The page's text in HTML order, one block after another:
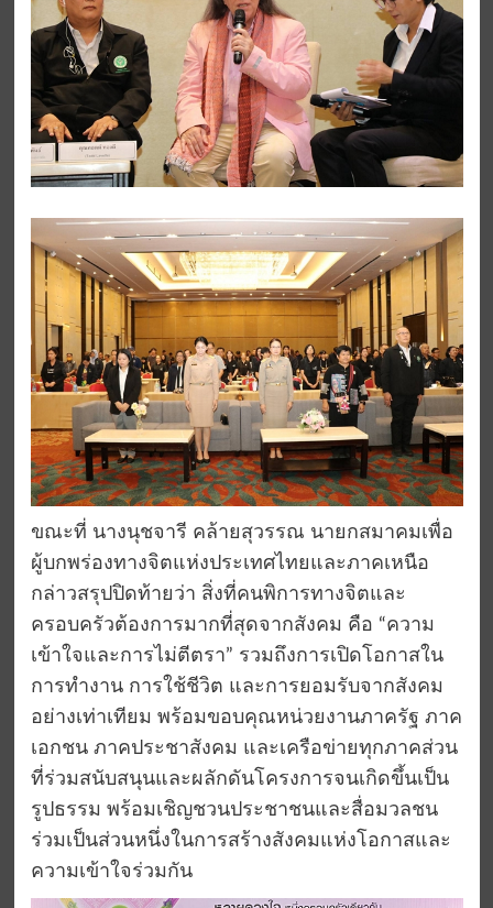
ขณะที่ นางนุชจารี คล้ายสุวรรณ นายกสมาคมเพื่อ
ผู้บกพร่องทางจิตแห่งประเทศไทยและภาคเหนือ
กล่าวสรุปปิดท้ายว่า สิ่งที่คนพิการทางจิตและ
ครอบครัวต้องการมากที่สุดจากสังคม คือ “ความ
เข้าใจและการไม่ตีตรา” รวมถึงการเปิดโอกาสใน
การทำงาน การใช้ชีวิต และการยอมรับจากสังคม
อย่างเท่าเทียม พร้อมขอบคุณหน่วยงานภาครัฐ ภาค
เอกชน ภาคประชาสังคม และเครือข่ายทุกภาคส่วน
ที่ร่วมสนับสนุนและผลักดันโครงการจนเกิดขึ้นเป็น
รูปธรรม พร้อมเชิญชวนประชาชนและสื่อมวลชน
ร่วมเป็นส่วนหนึ่งในการสร้างสังคมแห่งโอกาสและ
ความเข้าใจร่วมกัน